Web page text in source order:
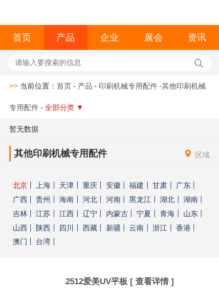
首页 产品 企业 展会 资讯
>> 当前位置：首页 - 产品 - 印刷机械专用配件 -其他印刷机械
专用配件 -全部分类 ▼
暂无数据
其他印刷机械专用配件 区域
北京 上海 天津 重庆 安徽 福建 甘肃
广东
广西
贵州 海南 河北 河南 黑龙江 湖北
湖南
吉林
江苏 江西 辽宁 内蒙古 宁夏 青海
山东
山西
陕西 四川 西藏 新疆 云南 浙江
香港
澳门
台湾
2512爱美UV平板 [ 查看详情 ]